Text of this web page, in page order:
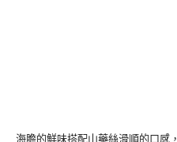
海膽的鮮味搭配山藥絲滑順的口感，